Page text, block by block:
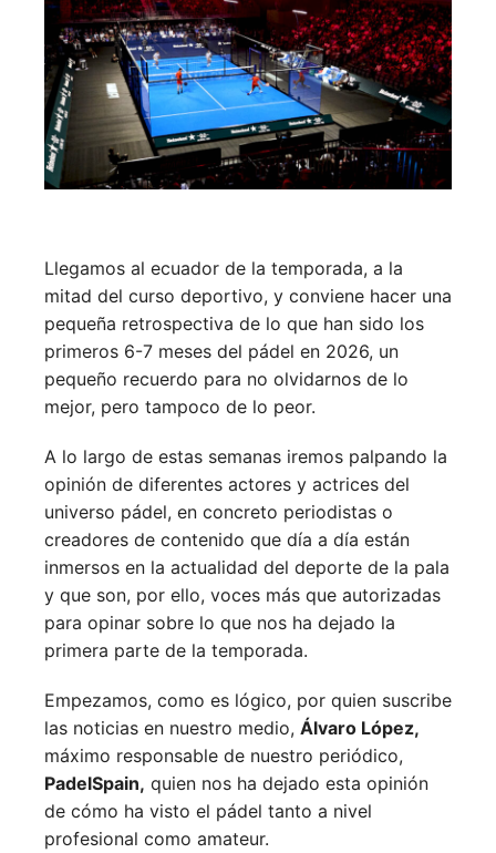
Llegamos al ecuador de la temporada, a la
mitad del curso deportivo, y conviene hacer una
pequeña retrospectiva de lo que han sido los
primeros 6-7 meses del pádel en 2026, un
pequeño recuerdo para no olvidarnos de lo
mejor, pero tampoco de lo peor.
A lo largo de estas semanas iremos palpando la
opinión de diferentes actores y actrices del
universo pádel, en concreto periodistas o
creadores de contenido que día a día están
inmersos en la actualidad del deporte de la pala
y que son, por ello, voces más que autorizadas
para opinar sobre lo que nos ha dejado la
primera parte de la temporada.
Empezamos, como es lógico, por quien suscribe
las noticias en nuestro medio, Álvaro López,
máximo responsable de nuestro periódico,
PadelSpain, quien nos ha dejado esta opinión
de cómo ha visto el pádel tanto a nivel
profesional como amateur.